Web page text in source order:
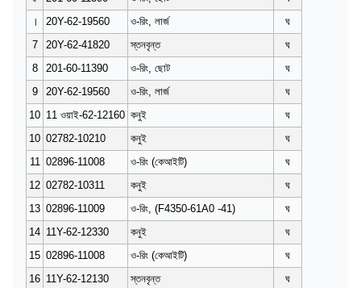
।
20Y-62-19560 ও-রিং, লার্জ
ঘ
7
20Y-62-41820 স্তনবৃন্ত
ঘ
8
201-60-11390 ও-রিং, ছোট
ঘ
9
20Y-62-19560 ও-রিং, লার্জ
ঘ
10 11 ওয়াই-62-12160 কনুই
ঘ
10 02782-10210 কনুই
ঘ
11
02896-11008 ও-রিং (কেআইটি)
ঘ
12 02782-10311 কনুই
ঘ
13 02896-11009 ও-রিং, (F4350-61A0 -41)
ঘ
14 11Y-62-12330 কনুই
ঘ
15 02896-11008 ও-রিং (কেআইটি)
ঘ
16 11Y-62-12130 স্তনবৃন্ত
ঘ